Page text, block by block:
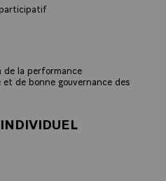
de la performance
de bonne gouvernance des